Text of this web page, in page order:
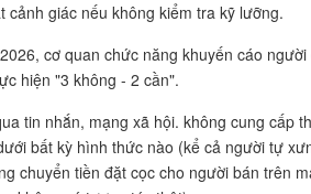
giác nếu không kiểm tra kỹ lưỡng.
cơ quan chức năng khuyến cáo người
hiện "3 không - 2 cần".
tin nhắn, mạng xã hội. không cung cấp
bất kỳ hình thức nào (kể cả người tự
chuyển tiền đặt cọc cho người bán trên